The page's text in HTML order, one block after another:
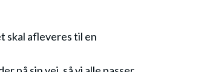
skal afleveres til en